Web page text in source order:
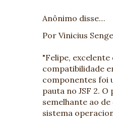
Anônimo disse…
Por Vinicius
"Felipe,
compatibilidade
componentes foi
pauta no JSF 2.
semelhante ao
sistema